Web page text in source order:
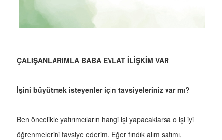
ÇALIŞANLARIMLA BABA EVLAT İLİŞKİM VAR
İşini büyütmek isteyenler için tavsiyeleriniz var mı?
Ben öncelikle yatırımcıların hangi işi yapacaklarsa o işi iyi
öğrenmelerini tavsiye ederim. Eğer fındık alım satımı,